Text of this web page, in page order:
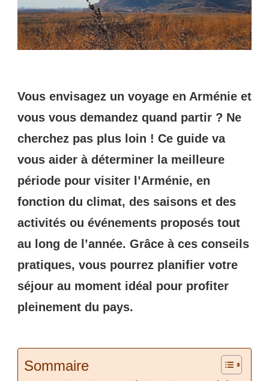
Vous envisagez un voyage en Arménie et
vous vous demandez quand partir ? Ne
cherchez pas plus loin ! Ce guide va
vous aider à déterminer la meilleure
période pour visiter l’Arménie, en
fonction du climat, des saisons et des
activités ou événements proposés tout
au long de l’année. Grâce à ces conseils
pratiques, vous pourrez planifier votre
séjour au moment idéal pour profiter
pleinement du pays.
Sommaire